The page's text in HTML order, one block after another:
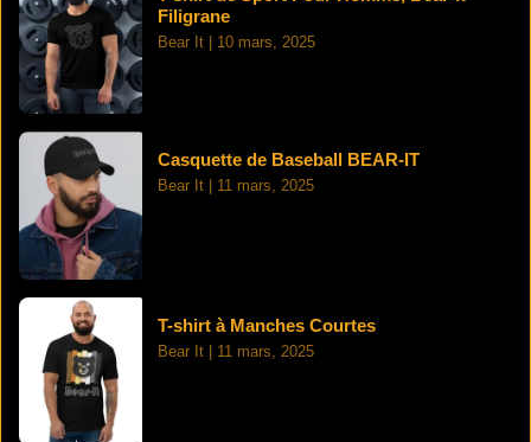
Filigrane
Bear It 10 mars, 2025
Casquette de Baseball BEAR-IT
Bear It 11 mars, 2025
T-shirt à Manches Courtes
Bear It 11 mars, 2025